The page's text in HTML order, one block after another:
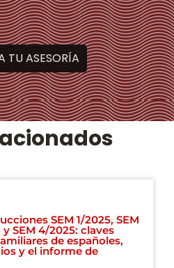
TU ASESORÍA
SEM 1/2025, SEM
SEM 4/2025: claves
de españoles,
y el informe de